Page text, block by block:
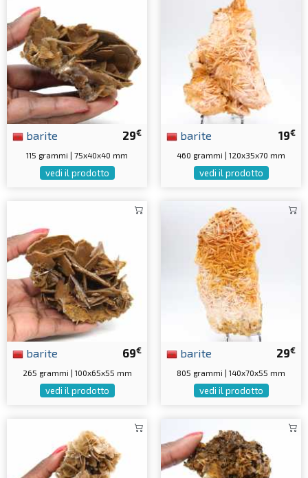
29€
barite
115 grammi | 75x40x40 mm
vedi il prodotto
19€
barite
460 grammi | 120x35x70 mm
vedi il prodotto
69€
barite
265 grammi | 100x65x55 mm
vedi il prodotto
29€
barite
805 grammi | 140x70x55 mm
vedi il prodotto